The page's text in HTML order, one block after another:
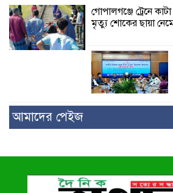
গোপালগঞ্জে ট্রেনে
মৃত্যু শোকের ছায়া
আমাদের পেইজ